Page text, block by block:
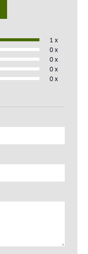
1 x
0 x
0 x
0 x
0 x